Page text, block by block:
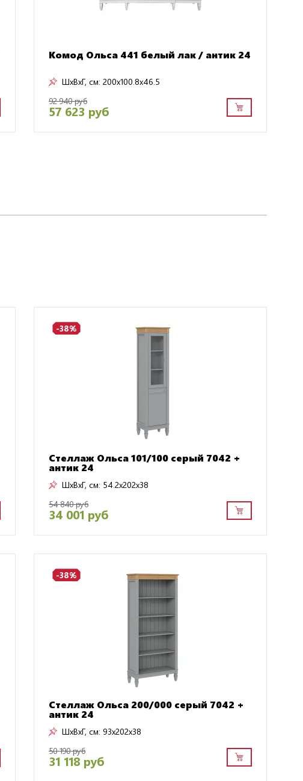
Комод Ольса 441 белый лак / антик 24
ШxВxГ, см: 200x100.8x46.5
92 940 руб
57 623 руб
-38%
Стеллаж Ольса 101/100 серый 7042 +
антик 24
ШxВxГ, см: 54.2x202x38
54 840 руб
34 001 руб
-38%
Стеллаж Ольса 200/000 серый 7042 +
антик 24
ШxВxГ, см: 93x202x38
50 190 руб
31 118 руб